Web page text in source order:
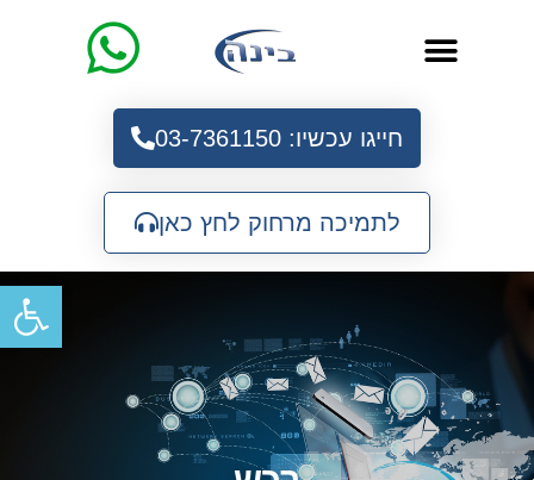
חייגו עכשיו: 03-7361150
לתמיכה מרחוק לחץ כאן